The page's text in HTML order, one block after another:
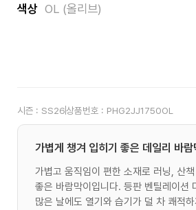
색상 OL (올리브)
시즌 : SS26상품번호 : PHG2JJ1750OL
가볍게 챙겨 입히기 좋은 데일리 바람
가볍고 움직임이 편한 소재로 러닝, 산책
좋은 바람막이입니다. 등판 벤틸레이션
많은 날에도 열기와 습기가 덜 차 쾌적